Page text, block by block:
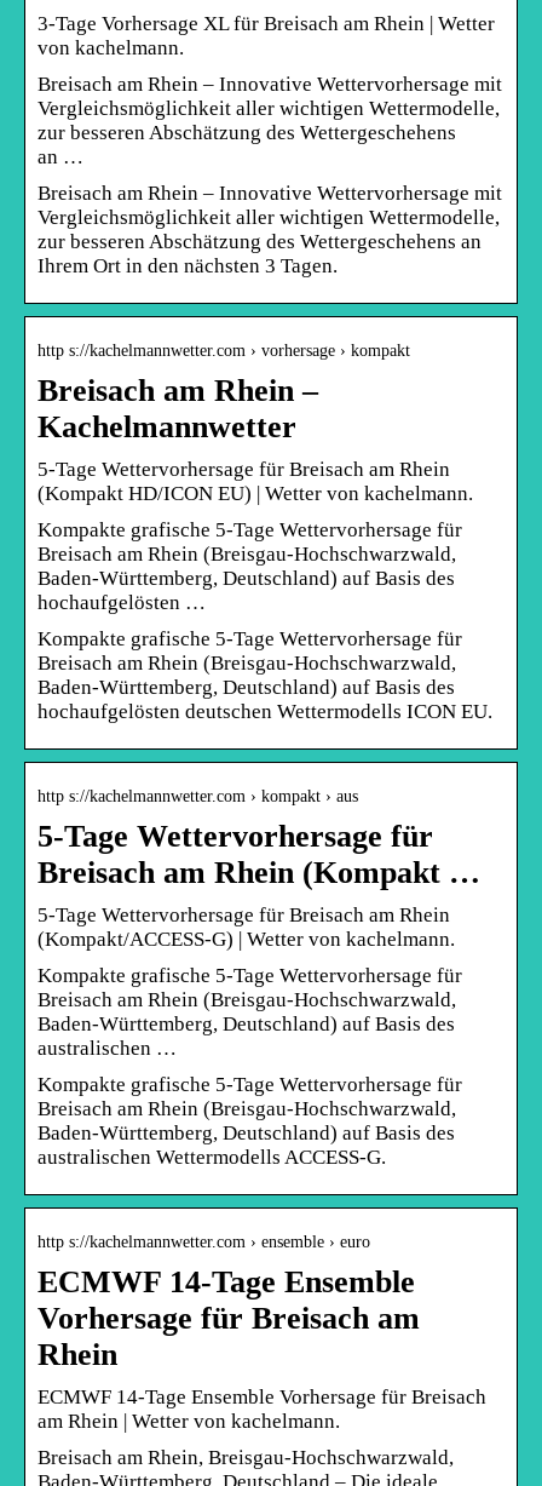
3-Tage Vorhersage XL für Breisach am Rhein | Wetter
von kachelmann.
Breisach am Rhein – Innovative Wettervorhersage mit
Vergleichsmöglichkeit aller wichtigen Wettermodelle,
zur besseren Abschätzung des Wettergeschehens
an …
Breisach am Rhein – Innovative Wettervorhersage mit
Vergleichsmöglichkeit aller wichtigen Wettermodelle,
zur besseren Abschätzung des Wettergeschehens an
Ihrem Ort in den nächsten 3 Tagen.
http s://kachelmannwetter.com › vorhersage › kompakt
Breisach am Rhein –
Kachelmannwetter
5-Tage Wettervorhersage für Breisach am Rhein
(Kompakt HD/ICON EU) | Wetter von kachelmann.
Kompakte grafische 5-Tage Wettervorhersage für
Breisach am Rhein (Breisgau-Hochschwarzwald,
Baden-Württemberg, Deutschland) auf Basis des
hochaufgelösten …
Kompakte grafische 5-Tage Wettervorhersage für
Breisach am Rhein (Breisgau-Hochschwarzwald,
Baden-Württemberg, Deutschland) auf Basis des
hochaufgelösten deutschen Wettermodells ICON EU.
http s://kachelmannwetter.com › kompakt › aus
5-Tage Wettervorhersage für
Breisach am Rhein (Kompakt …
5-Tage Wettervorhersage für Breisach am Rhein
(Kompakt/ACCESS-G) | Wetter von kachelmann.
Kompakte grafische 5-Tage Wettervorhersage für
Breisach am Rhein (Breisgau-Hochschwarzwald,
Baden-Württemberg, Deutschland) auf Basis des
australischen …
Kompakte grafische 5-Tage Wettervorhersage für
Breisach am Rhein (Breisgau-Hochschwarzwald,
Baden-Württemberg, Deutschland) auf Basis des
australischen Wettermodells ACCESS-G.
http s://kachelmannwetter.com › ensemble › euro
ECMWF 14-Tage Ensemble
Vorhersage für Breisach am
Rhein
ECMWF 14-Tage Ensemble Vorhersage für Breisach
am Rhein | Wetter von kachelmann.
Breisach am Rhein, Breisgau-Hochschwarzwald,
Baden-Württemberg, Deutschland – Die ideale